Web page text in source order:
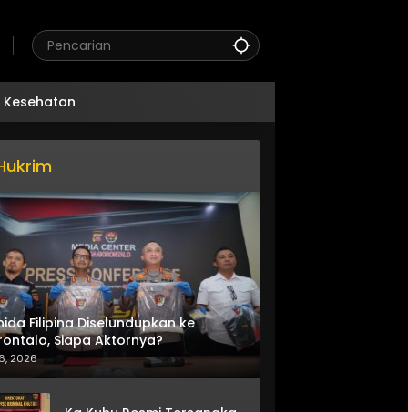
Kesehatan
Filipina Diselundupkan ke
Siapa Aktornya?
2026